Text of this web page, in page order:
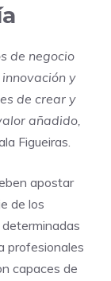
de negocio
y
de crear y
añadido,
Figueiras.
apostar
de los
profesionales
capaces de